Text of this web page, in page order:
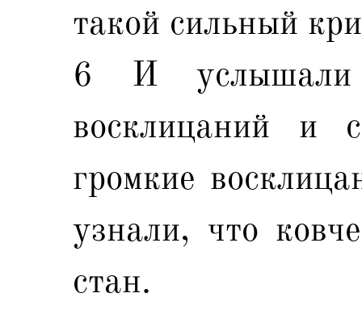
такой сильный
6 И услышали
восклицаний и
громкие
узнали, что
стан.